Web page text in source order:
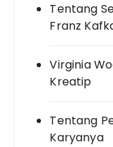
Tentang
Franz
Virginia
Kreatip
Tentang
Karyanya